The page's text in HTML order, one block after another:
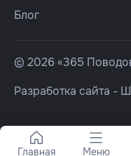
Главная Меню
Блог
© 2026 «365
Разработка сайта -